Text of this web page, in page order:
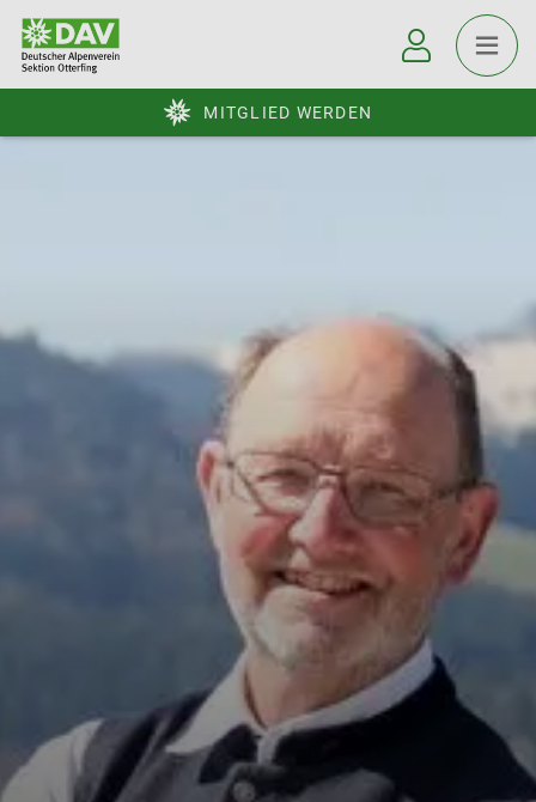
MITGLIED WERDEN